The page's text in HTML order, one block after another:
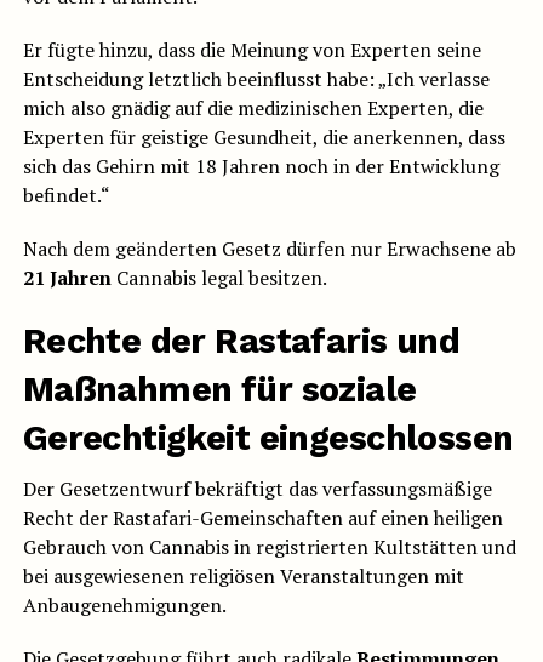
Er fügte hinzu, dass die Meinung von Experten seine
Entscheidung letztlich beeinflusst habe: „Ich verlasse
mich also gnädig auf die medizinischen Experten, die
Experten für geistige Gesundheit, die anerkennen, dass
sich das Gehirn mit 18 Jahren noch in der Entwicklung
befindet.“
Nach dem geänderten Gesetz dürfen nur Erwachsene ab
21 JahrenCannabis legal besitzen.
Rechte der Rastafaris und
Maßnahmen für soziale
Gerechtigkeit eingeschlossen
Der Gesetzentwurf bekräftigt das verfassungsmäßige
Recht der Rastafari-Gemeinschaften auf einen heiligen
Gebrauch von Cannabis in registrierten Kultstätten und
bei ausgewiesenen religiösen Veranstaltungen mit
Anbaugenehmigungen.